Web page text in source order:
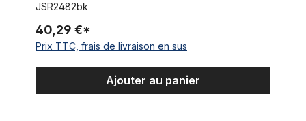
JSR2482bk
40,29 €*
Prix TTC, frais de livraison en sus
Ajouter au panier